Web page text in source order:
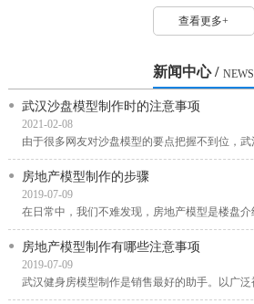
查看更多+
新闻中心 / NEWS
武汉沙盘模型制作时的注意事项
2021-02-08
房地产模型制作的步骤
2019-07-09
房地产模型制作有哪些注意事项
2019-07-09